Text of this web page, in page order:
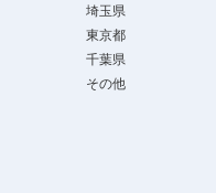
埼玉県
東京都
千葉県
その他